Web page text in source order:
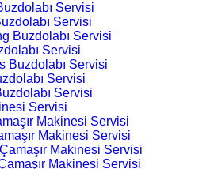
Servisi
Servisi
Buzdolabı Servisi
Servisi
Buzdolabı Servisi
Servisi
Servisi
Servisi
Makinesi Servisi
Makinesi Servisi
Makinesi Servisi
Makinesi Servisi